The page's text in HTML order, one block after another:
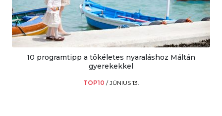
10 programtipp a tökéletes nyaraláshoz Máltán
gyerekekkel
TOP10 /JÚNIUS 13.